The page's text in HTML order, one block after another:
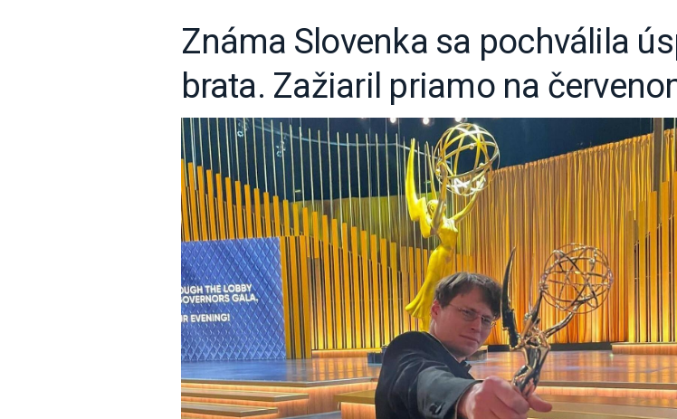
Známa Slovenka sa pochválila
brata. Zažiaril priamo na